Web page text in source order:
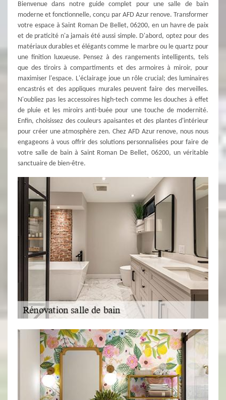
Bienvenue dans notre guide complet pour une salle de bain
moderne et fonctionnelle, conçu par AFD Azur renove. Transformer
votre espace à Saint Roman De Bellet, 06200, en un havre de paix
et de praticité n'a jamais été aussi simple. D'abord, optez pour des
matériaux durables et élégants comme le marbre ou le quartz pour
une finition luxueuse. Pensez à des rangements intelligents, tels
que des tiroirs à compartiments et des armoires à miroir, pour
maximiser l'espace. L'éclairage joue un rôle crucial; des luminaires
encastrés et des appliques murales peuvent faire des merveilles.
N'oubliez pas les accessoires high-tech comme les douches à effet
de pluie et les miroirs anti-buée pour une touche de modernité.
Enfin, choisissez des couleurs apaisantes et des plantes d'intérieur
pour créer une atmosphère zen. Chez AFD Azur renove, nous nous
engageons à vous offrir des solutions personnalisées pour faire de
votre salle de bain à Saint Roman De Bellet, 06200, un véritable
sanctuaire de bien-être.